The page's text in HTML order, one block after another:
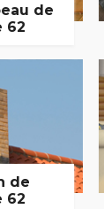
de
62
de
62